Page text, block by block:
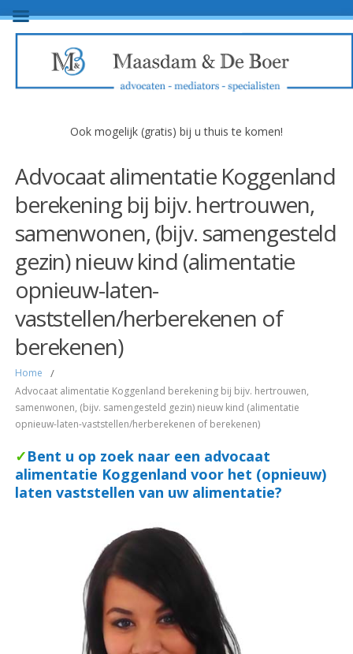
Ook mogelijk (gratis) bij u thuis te komen!
Advocaat alimentatie Koggenland
berekening bij bijv. hertrouwen,
samenwonen, (bijv. samengesteld
gezin) nieuw kind (alimentatie
opnieuw-laten-
vaststellen/herberekenen of
berekenen)
Home /
Advocaat alimentatie Koggenland berekening bij bijv. hertrouwen,
samenwonen, (bijv. samengesteld gezin) nieuw kind (alimentatie
opnieuw-laten-vaststellen/herberekenen of berekenen)
✓Bent u op zoek naar een advocaat
alimentatie Koggenland voor het (opnieuw)
laten vaststellen van uw alimentatie?